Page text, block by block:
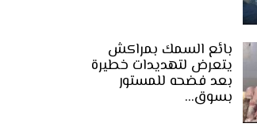
بائع السمك بمراكش
يتعرض لتهديدات خطيرة
بعد فضحه للمستور
بسوق…